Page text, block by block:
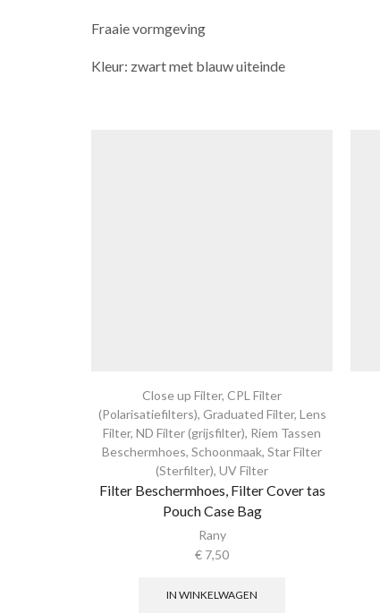
Fraaie vormgeving
Kleur: zwart met blauw uiteinde
Close up Filter, CPL Filter
(Polarisatiefilters), Graduated Filter, Lens
Filter, ND Filter (grijsfilter), Riem Tassen
Beschermhoes, Schoonmaak, Star Filter
(Sterfilter), UV Filter
Filter Beschermhoes, Filter Cover tas
Pouch Case Bag
Rany
€ 7,50
IN WINKELWAGEN